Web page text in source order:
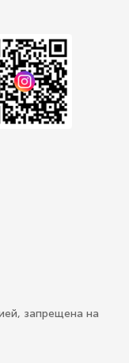
запрещена на